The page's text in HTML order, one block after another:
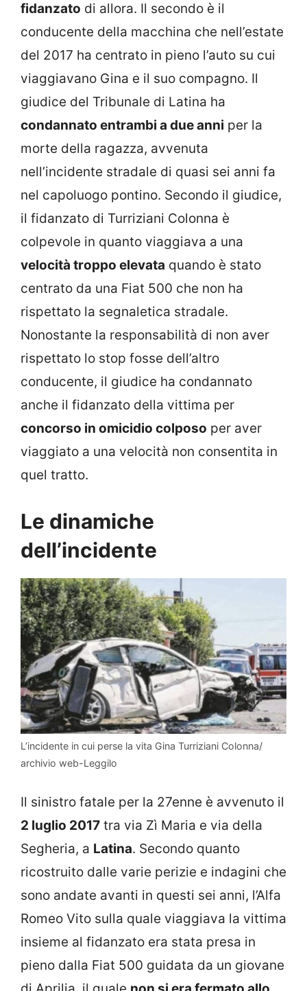
fidanzato di allora. Il secondo è il
conducente della macchina che nell’estate
del 2017 ha centrato in pieno l’auto su cui
viaggiavano Gina e il suo compagno. Il
giudice del Tribunale di Latina ha
condannato entrambi a due anni per la
morte della ragazza, avvenuta
nell’incidente stradale di quasi sei anni fa
nel capoluogo pontino. Secondo il giudice,
il fidanzato di Turriziani Colonna è
colpevole in quanto viaggiava a una
velocità troppo elevata quando è stato
centrato da una Fiat 500 che non ha
rispettato la segnaletica stradale.
Nonostante la responsabilità di non aver
rispettato lo stop fosse dell’altro
conducente, il giudice ha condannato
anche il fidanzato della vittima per
concorso in omicidio colposo per aver
viaggiato a una velocità non consentita in
quel tratto.
Le dinamiche
dell’incidente
L’incidente in cui perse la vita Gina Turriziani Colonna/
archivio web-Leggilo
Il sinistro fatale per la 27enne è avvenuto il
2 luglio 2017 tra via Zì Maria e via della
Segheria, a Latina. Secondo quanto
ricostruito dalle varie perizie e indagini che
sono andate avanti in questi sei anni, l’Alfa
Romeo Vito sulla quale viaggiava la vittima
insieme al fidanzato era stata presa in
pieno dalla Fiat 500 guidata da un giovane